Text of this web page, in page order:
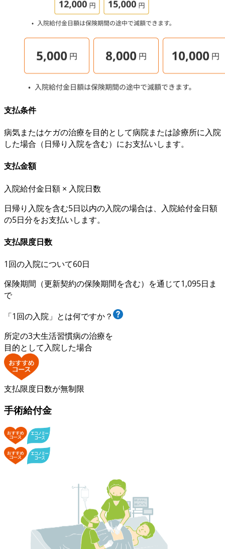
支払条件
病気またはケガの治療を目的として病院または診療所に入院
した場合（日帰り入院を含む）にお支払いします。
支払金額
入院給付金日額 × 入院日数
日帰り入院を含む5日以内の入院の場合は、 入院給付金日額
の5日分をお支払いします。
支払限度日数
1回の入院について60日
保険期間（更新契約の保険期間を含む）を通じて1,095日ま
で
「1回の入院」とは何ですか？
所定の3大生活習慣病の治療を
目的として入院した場合
支払限度日数が無制限
手術給付金